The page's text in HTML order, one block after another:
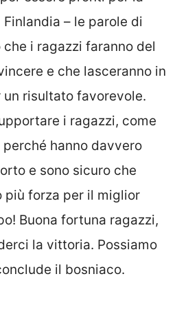
– le parole di
che i ragazzi faranno del
e che lasceranno in
risultato favorevole.
i ragazzi, come
perché hanno davvero
e sono sicuro che
più forza per il miglior
Buona fortuna ragazzi,
la vittoria. Possiamo
il bosniaco.